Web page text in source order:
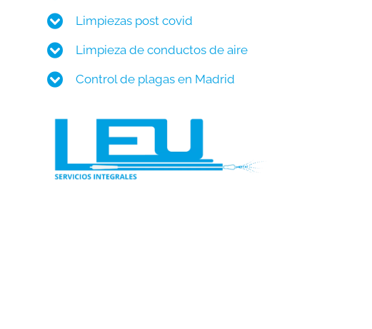
Limpiezas post covid
Limpieza de conductos de aire
Control de plagas en Madrid